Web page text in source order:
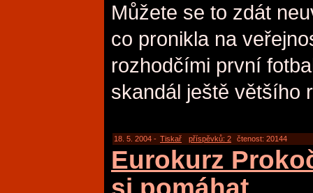
Můžete se to zdát
co pronikla na
rozhodčími první
skandál ještě většího
18. 5. 2004 - Tiskař příspěvků: 2 čtenost: 20144
Eurokurz